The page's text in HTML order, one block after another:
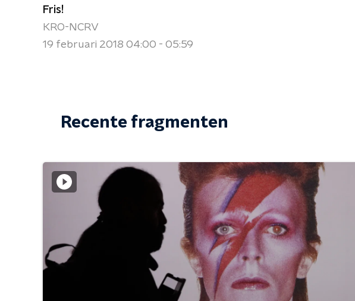
Fris!
KRO-NCRV
19 februari 2018 04:00 - 05:59
Recente fragmenten